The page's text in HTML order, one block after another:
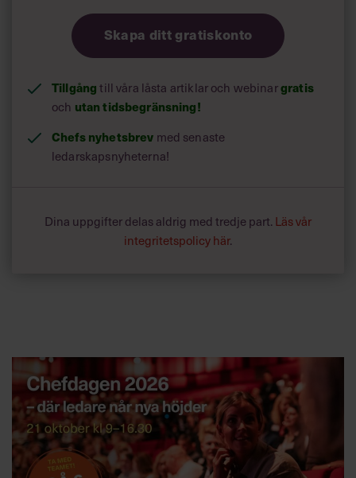
Skapa ditt gratiskonto
Tillgång till våra låsta artiklar och webinargratis
och utan tidsbegränsning!
Chefs nyhetsbrev med senaste
ledarskapsnyheterna!
Dina uppgifter delas aldrig med tredje part. Läs vår
integritetspolicy här.